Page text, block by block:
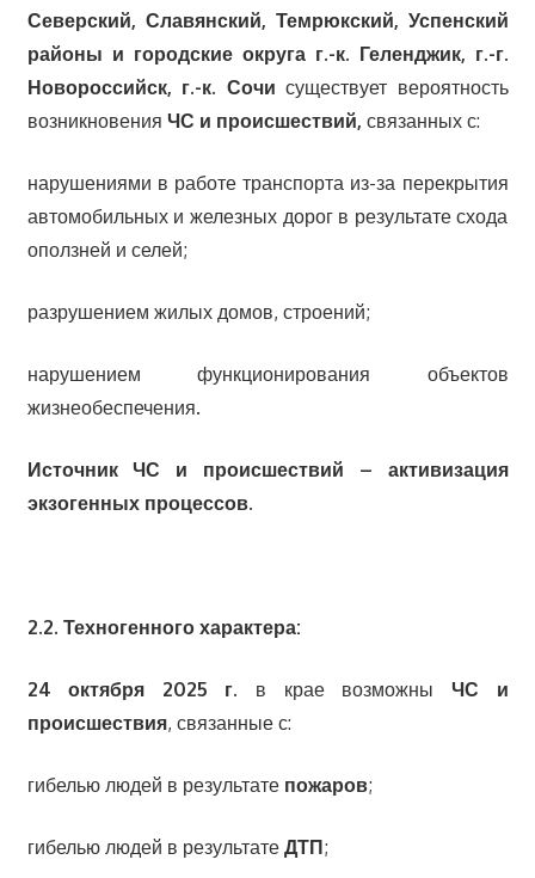
Северский, Славянский, Темрюкский, Успенский
районы и городские округа г.-к. Геленджик, г.-г.
Новороссийск, г.-к. Сочи существует вероятность
возникновения ЧС и происшествий, связанных с:
нарушениями в работе транспорта из-за перекрытия
автомобильных и железных дорог в результате схода
оползней и селей;
разрушением жилых домов, строений;
нарушением функционирования объектов
жизнеобеспечения.
Источник ЧС и происшествий – активизация
экзогенных процессов.
2.2. Техногенного характера:
24 октября 2025 г. в крае возможны ЧС и
происшествия, связанные с:
гибелью людей в результате пожаров;
гибелью людей в результате ДТП;